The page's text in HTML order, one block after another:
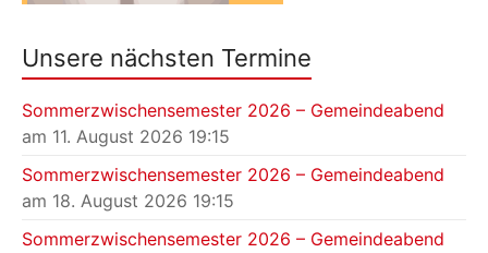
Unsere nächsten Termine
Sommerzwischensemester 2026 – Gemeindeabend
am 11. August 2026 19:15
Sommerzwischensemester 2026 – Gemeindeabend
am 18. August 2026 19:15
Sommerzwischensemester 2026 – Gemeindeabend